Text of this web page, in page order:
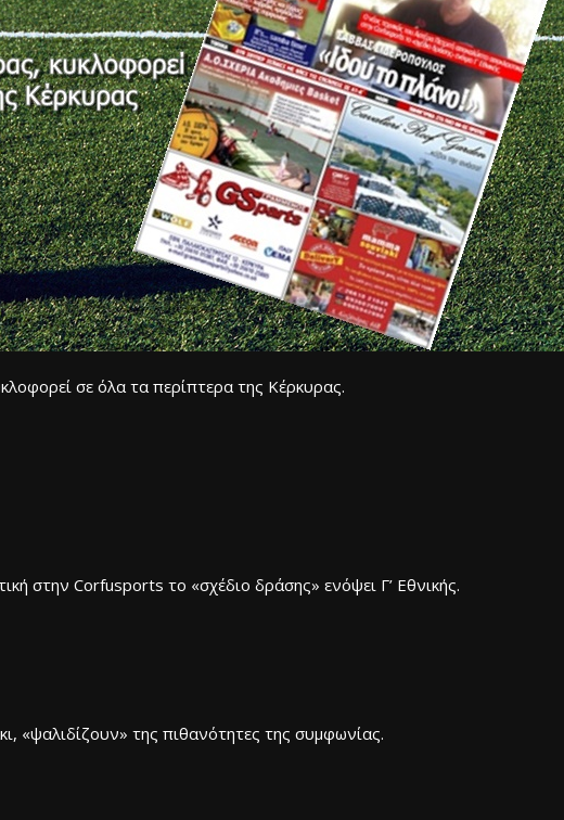
σε όλα τα περίπτερα της Κέρκυρας.
στην Corfusports το «σχέδιο δράσης» ενόψει Γ’ Εθνικής.
«ψαλιδίζουν» της πιθανότητες της συμφωνίας.